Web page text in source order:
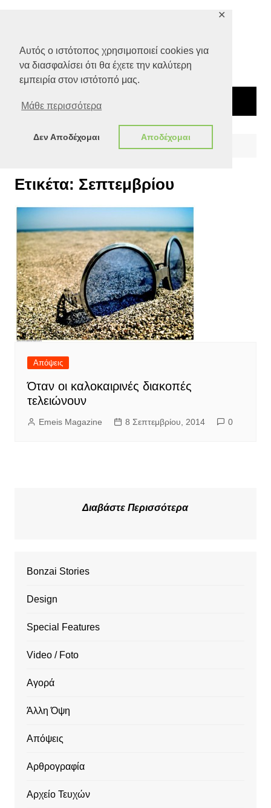
Αυτός ο ιστότοπος χρησιμοποιεί cookies για
να διασφαλίσει ότι θα έχετε την καλύτερη
εμπειρία στον ιστότοπό μας.
Μάθε περισσότερα
Δεν Αποδέχομαι Αποδέχομαι
✕
Ετικέτα: Σεπτεμβρίου
Απόψεις
Όταν οι καλοκαιρινές διακοπές
τελειώνουν
Emeis Magazine 8 Σεπτεμβρίου, 2014 0
Διαβάστε Περισσότερα
Bonzai Stories
Design
Special Features
Video / Foto
Αγορά
Άλλη Όψη
Απόψεις
Αρθρογραφία
Αρχείο Τευχών